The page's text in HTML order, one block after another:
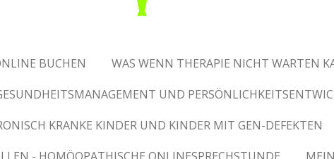
BUCHEN
WAS WENN THERAPIE NICHT WARTEN
UND
KRANKE KINDER UND KINDER MIT GEN-DEFEKTEN